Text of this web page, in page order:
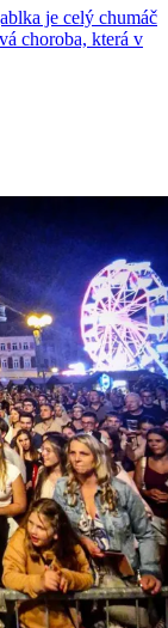
je celý chumáč
choroba, která v